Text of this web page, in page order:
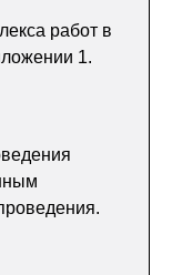
работ в
1.